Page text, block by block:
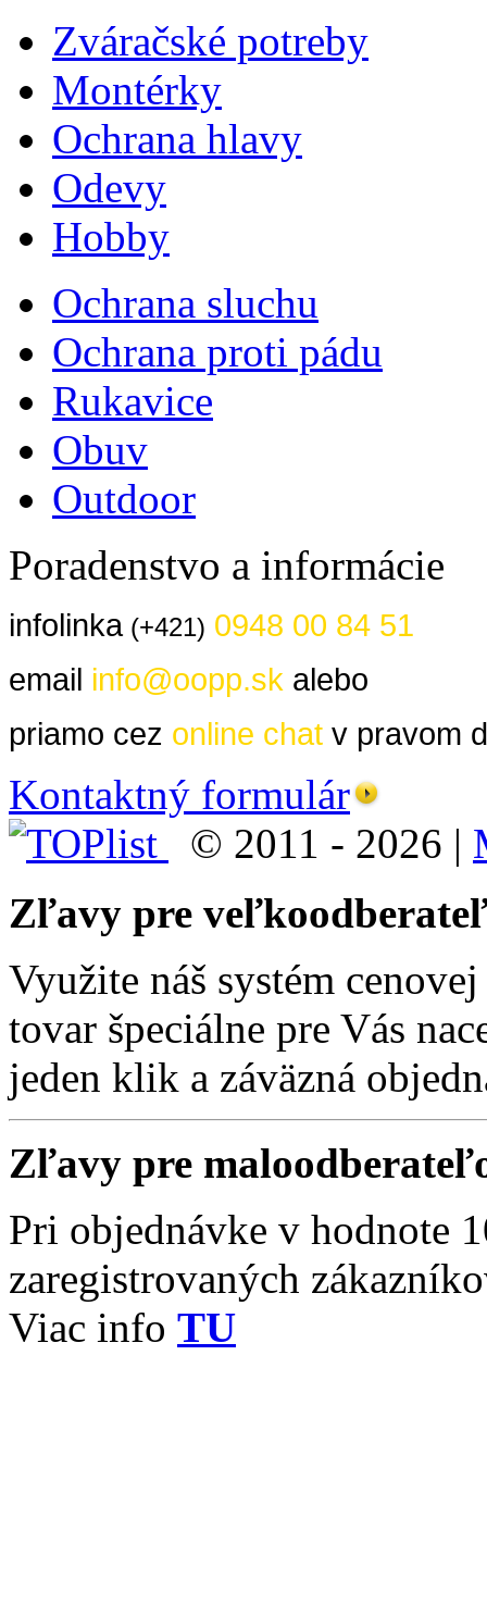
Zváračské potreby
Montérky
Ochrana hlavy
Odevy
Hobby
Ochrana sluchu
Ochrana proti pádu
Rukavice
Obuv
Outdoor
Poradenstvo a informácie
infolinka(+421) 0948 00 84 51
email info@oopp.sk alebo
priamo cez online chat v pravom
Kontaktný formulár
© 2011 - 2026 |
Zľavy pre
Využite náš systém
tovar špeciálne pre Vás
jeden klik a záväzná
Zľavy pre
Pri objednávke v hodnote
zaregistrovaných
Viac info TU